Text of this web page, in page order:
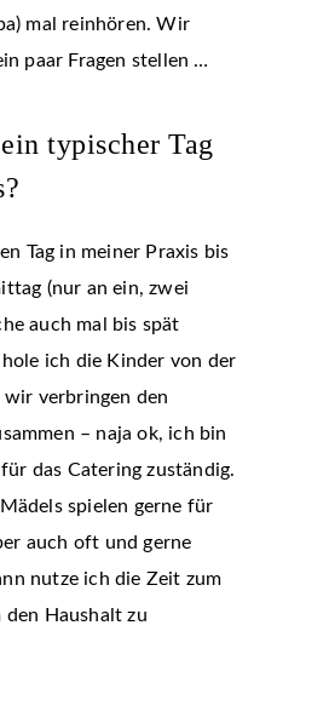
mal reinhören. Wir
paar Fragen stellen …
typischer Tag
Tag in meiner Praxis bis
(nur an ein, zwei
auch mal bis spät
hole ich die Kinder von der
wir verbringen den
– naja ok, ich bin
das Catering zuständig.
spielen gerne für
auch oft und gerne
nutze ich die Zeit zum
den Haushalt zu